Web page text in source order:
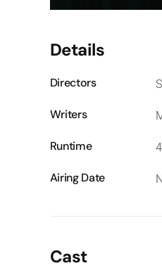
Details
Directors
Writers
Runtime
Airing Date
Cast